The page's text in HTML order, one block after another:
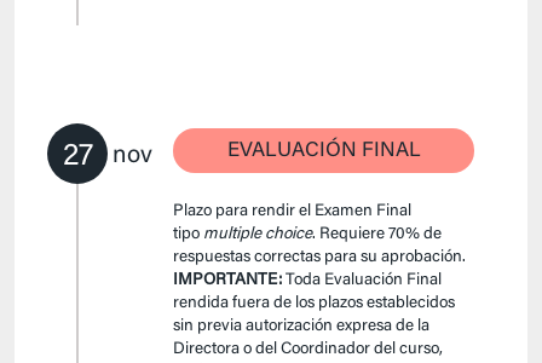
27 nov EVALUACIÓN FINAL
Plazo para rendir el Examen Final
tipo multiple choice. Requiere 70% de
respuestas correctas para su aprobación.
IMPORTANTE: Toda Evaluación Final
rendida fuera de los plazos establecidos
sin previa autorización expresa de la
Directora o del Coordinador del curso,